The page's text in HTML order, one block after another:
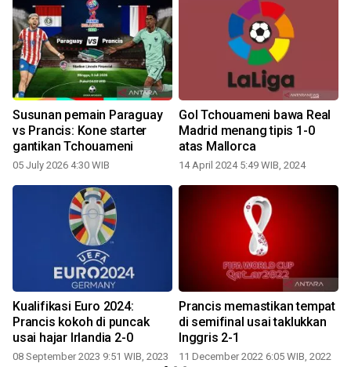
Susunan pemain Paraguay
vs Prancis: Kone starter
gantikan Tchouameni
05 July 2026 4:30 WIB
Gol Tchouameni bawa Real
Madrid menang tipis 1-0
atas Mallorca
14 April 2024 5:49 WIB, 2024
Kualifikasi Euro 2024:
Prancis kokoh di puncak
usai hajar Irlandia 2-0
08 September 2023 9:51 WIB, 2023
Prancis memastikan tempat
di semifinal usai taklukkan
Inggris 2-1
11 December 2022 6:05 WIB, 2022